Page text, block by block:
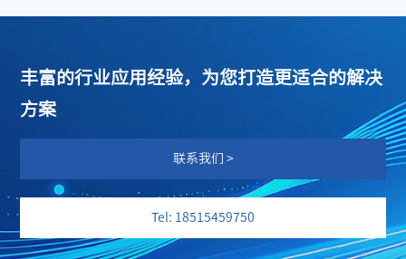
丰富的行业应用经验，为您打造更适合的解决
方案
联系我们 >
Tel: 18515459750